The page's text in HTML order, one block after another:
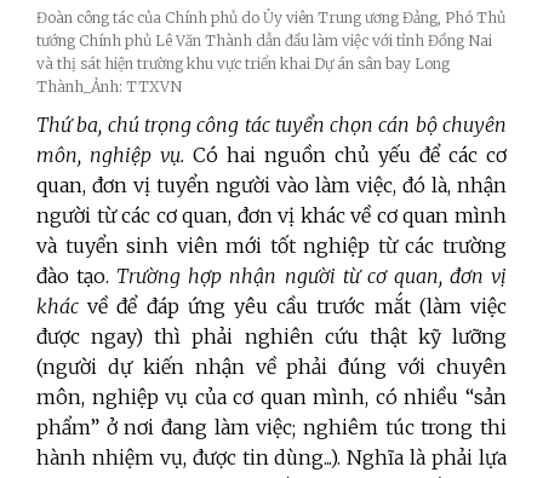
Đoàn công tác của Chính phủ do Ủy viên Trung ương Đảng, Phó Thủ
tướng Chính phủ Lê Văn Thành dẫn đầu làm việc với tỉnh Đồng Nai
và thị sát hiện trường khu vực triển khai Dự án sân bay Long
Thành_Ảnh: TTXVN
Thứ ba, chú trọng công tác tuyển chọn cán bộ chuyên
môn, nghiệp vụ. Có hai nguồn chủ yếu để các cơ
quan, đơn vị tuyển người vào làm việc, đó là, nhận
người từ các cơ quan, đơn vị khác về cơ quan mình
và tuyển sinh viên mới tốt nghiệp từ các trường
đào tạo. Trường hợp nhận người từ cơ quan, đơn vị
khác về để đáp ứng yêu cầu trước mắt (làm việc
được ngay) thì phải nghiên cứu thật kỹ lưỡng
(người dự kiến nhận về phải đúng với chuyên
môn, nghiệp vụ của cơ quan mình, có nhiều “sản
phẩm” ở nơi đang làm việc; nghiêm túc trong thi
hành nhiệm vụ, được tin dùng...). Nghĩa là phải lựa